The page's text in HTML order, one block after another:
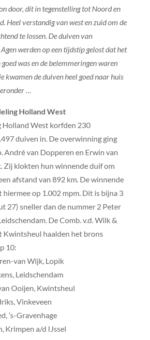
door, dit in tegenstelling tot Noord en
Heel verstandig van west en zuid om de
te lossen. De duiven van
werden op een tijdstip gelost dat het
was en de belemmeringen waren
kwamen de duiven heel goed naar huis
…
Holland West
Holland West korfden 230
duiven in. De overwinning ging
André van Dopperen en Erwin van
Zij klokten hun winnende duif om
afstand van 892 km. De winnende
hiermee op 1.002 mpm. Dit is bijna 3
27) sneller dan de nummer 2 Peter
De Comb. v.d. Wilk &
Kwintsheul haalden het brons
10:
van Wijk, Lopik
Leidschendam
Ooijen, Kwintsheul
Vinkeveen
’s-Gravenhage
Krimpen a/d IJssel